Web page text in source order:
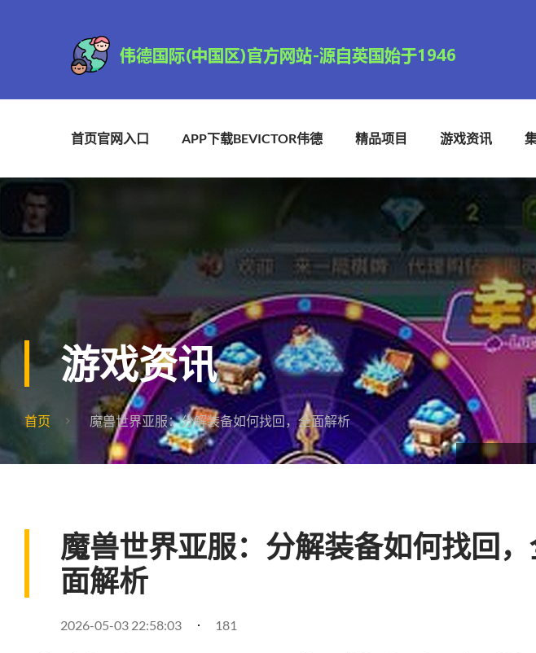
首页官网入口 APP下载BEVICTOR伟德 精品项目 游戏资讯
游戏资讯
首页 魔兽世界亚服：分解装备如何找回，全面解析
魔兽世界亚服：分解装备如何找回
面解析
2026-05-03 22:58:03 181